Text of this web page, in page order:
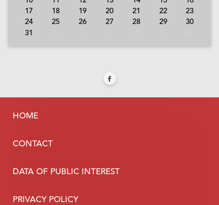
17
18 19 20 21 22
23
24
25 26 27 28 29
30
31
HOME
CONTACT
DATA OF PUBLIC INTEREST
PRIVACY POLICY